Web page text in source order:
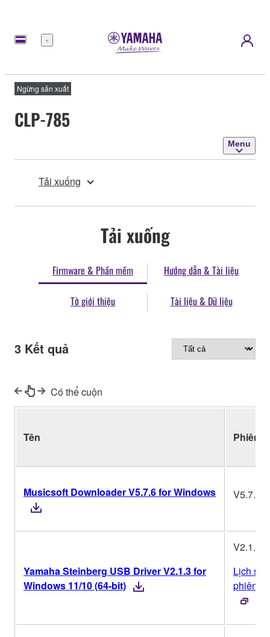
Menu
Ngừng sản xuất
CLP-785
Menu
Tải xuống
Tải xuống
Firmware & Phần mềm Hướng dẫn & Tài liệu
Tờ giới thiệu Tài liệu & Dữ liệu
3 Kết quả
Có thể cuộn
Tên Phiên
Musicsoft Downloader V5.7.6 for Windows V5.7.6
Yamaha Steinberg USB Driver V2.1.3 for
Windows 11/10 (64-bit)
V2.1.3
Lịch sử
phiên